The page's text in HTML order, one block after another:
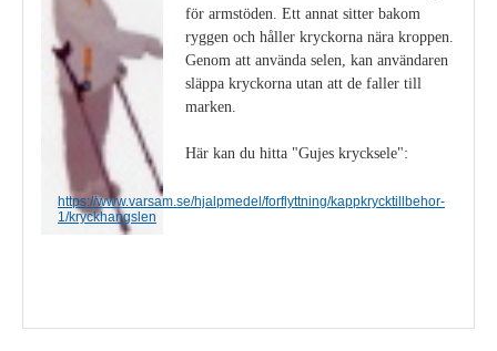
för armstöden. Ett annat sitter bakom
ryggen och håller kryckorna nära kroppen.
Genom att använda selen, kan användaren
släppa kryckorna utan att de faller till
marken.
Här kan du hitta "Gujes krycksele":
https://www.varsam.se/hjalpmedel/forflyttning/kappkrycktillbehor-
1/kryckhangslen